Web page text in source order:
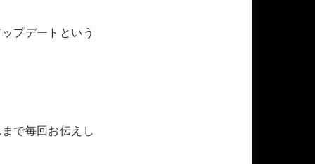
プデートという
で毎回お伝えし